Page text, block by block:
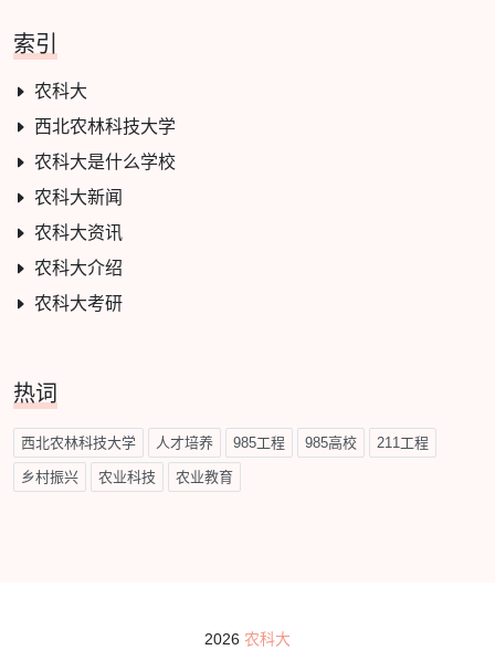
索引
农科大
西北农林科技大学
农科大是什么学校
农科大新闻
农科大资讯
农科大介绍
农科大考研
热词
西北农林科技大学 人才培养 985工程 985高校 211工程
乡村振兴 农业科技 农业教育
2026 农科大